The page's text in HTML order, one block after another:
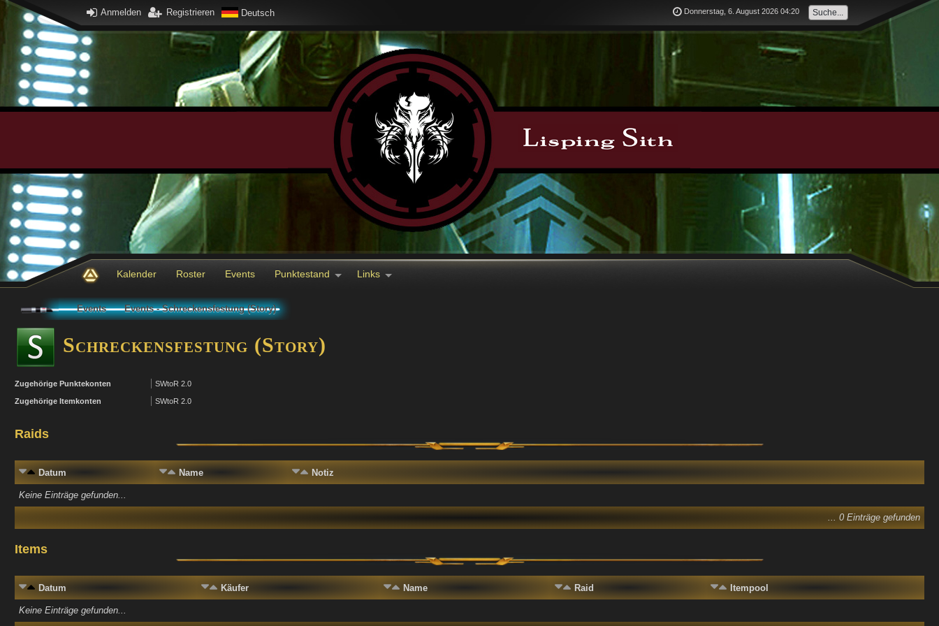
Anmelden Registrieren Deutsch Donnerstag, 6. August 2026 04:20
Kalender Roster Events Punktestand Links
Events Events - Schreckensfestung (Story)
Schreckensfestung (Story)
Zugehörige Punktekonten SWtoR 2.0
Zugehörige Itemkonten SWtoR 2.0
Raids
Datum Name Notiz
Keine Einträge gefunden...
... 0 Einträge gefunden
Items
Datum Käufer Name Raid Itempool
Keine Einträge gefunden...